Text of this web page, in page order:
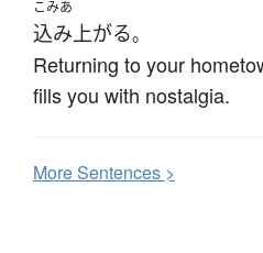
こみあ
込み上がる。
Returning to your
fills you with nostalgia.
MoreSentences >